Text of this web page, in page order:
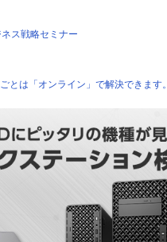
ス戦略セミナー
とは「オンライン」で解決できます。